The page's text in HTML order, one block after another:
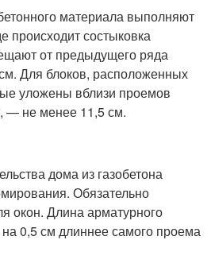
материала выполняют
происходит состыковка
от предыдущего ряда
Для блоков, расположенных
уложены вблизи проемов
— не менее 11,5 см.
дома из газобетона
Обязательно
окон. Длина арматурного
0,5 см длиннее самого проема